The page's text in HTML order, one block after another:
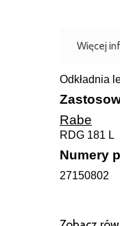
Więcej
Odkładnia
Rabe
RDG 181 L
Numery
27150802